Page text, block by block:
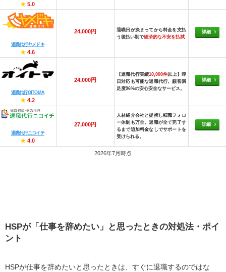
★ 5.0
退職代行ヤメドキ
★ 4.6
24,000円
退職日が決まってから料金を支払
う後払い制で経済的な不安を払拭
詳細
退職代行OITOMA
★ 4.2
24,000円
【退職代行実績10,000件以上】即
日対応も可能な退職代行。顧客満
足度96%の安心安全なサービス。
詳細
退職代行ニコイチ
★ 4.0
27,000円
人材紹介会社と提携し転職フォロ
ー体制も万全。退職が全て完了す
るまで追加料金なしでサポートを
受けられる。
詳細
2026年7月時点
HSPが「仕事を辞めたい」と思ったときの対処法・ポイ
ント
HSPが仕事を辞めたいと思ったときは、すぐに退職するのではな